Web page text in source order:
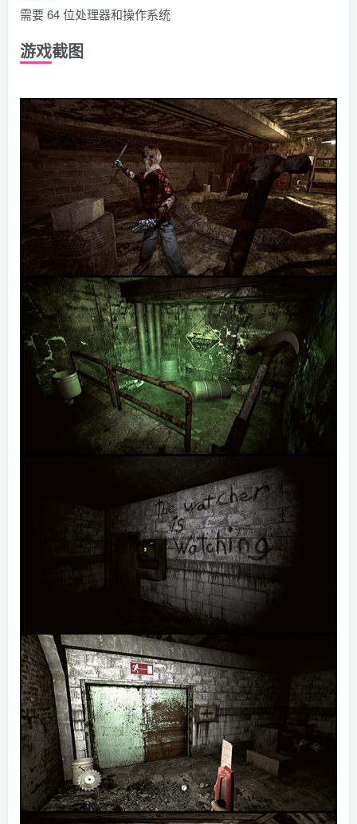
需要 64 位处理器和操作系统
游戏截图